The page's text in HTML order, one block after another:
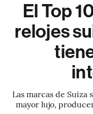
El Top
relojes
Las marcas de
mayor lujo,